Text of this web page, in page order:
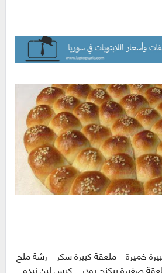
خميرة – ملعقة كبيرة سكر – رشة ملح